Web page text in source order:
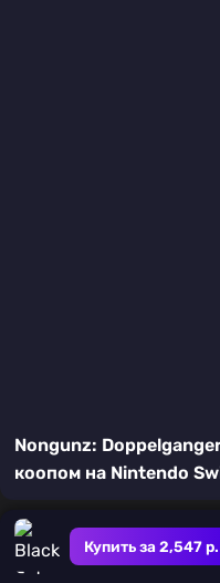
Купить за 2,547 р.
Nongunz:
коопом на Nintendo